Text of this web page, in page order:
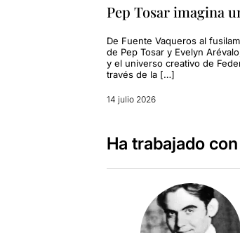
Pep Tosar imagina
De Fuente Vaqueros al
de Pep Tosar y Evelyn
y el universo creativo de
través de la […]
14 julio 2026
Ha trabajado con